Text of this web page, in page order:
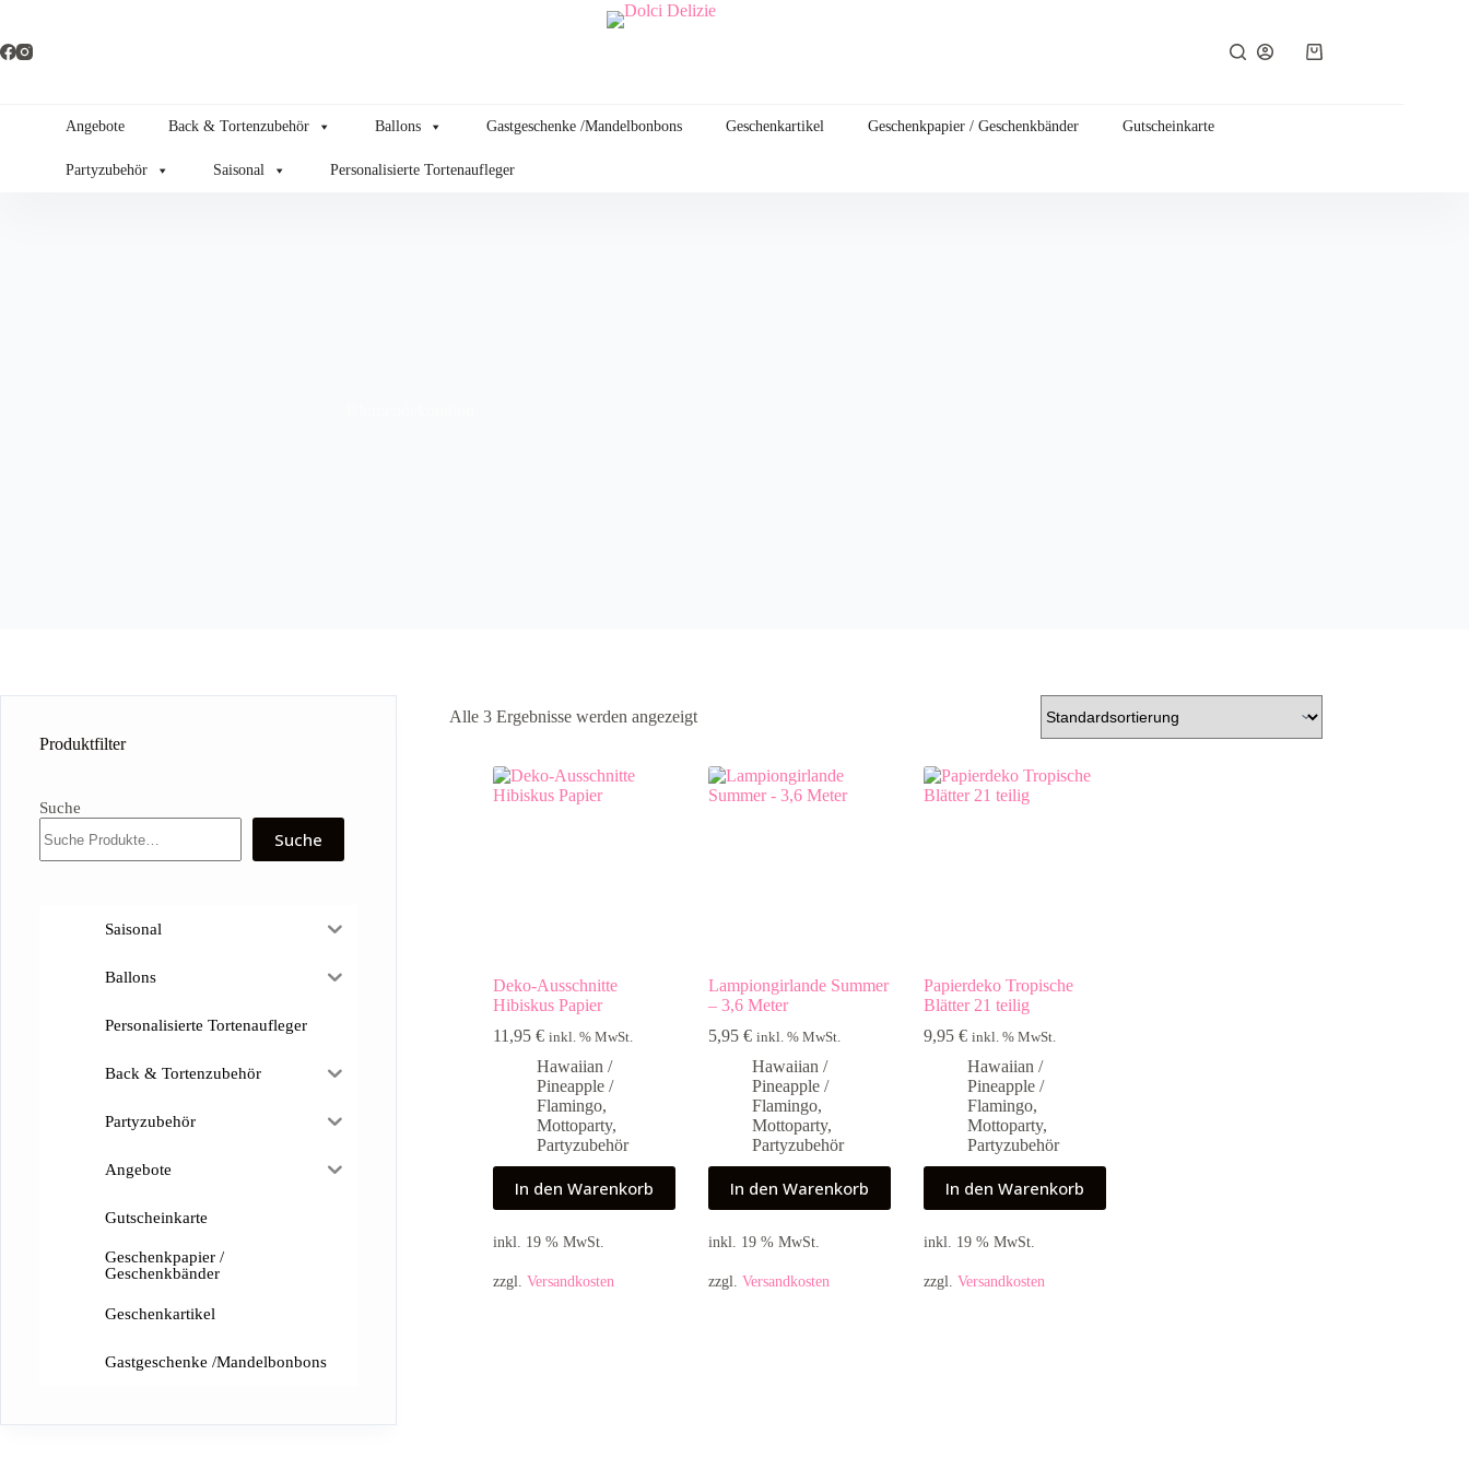
springen
Warenkorb
Angebote Back & Tortenzubehör Ballons Gastgeschenke /Mandelbonbons Geschenkartikel Geschenkpapier / Geschenkbänder Gutscheinkarte
Partyzubehör Saisonal Personalisierte Tortenaufleger
Alle 3 Ergebnisse werden angezeigt
Deko-Ausschnitte
Hibiskus Papier
11,95€ inkl. % MwSt.
Hawaiian /
Pineapple /
Flamingo,
Mottoparty,
Partyzubehör
In den Warenkorb
inkl. 19 % MwSt.
zzgl.Versandkosten
Lampiongirlande Summer
– 3,6 Meter
5,95€ inkl. % MwSt.
Hawaiian /
Pineapple /
Flamingo,
Mottoparty,
Partyzubehör
In den Warenkorb
inkl. 19 % MwSt.
zzgl.Versandkosten
Papierdeko Tropische
Blätter 21 teilig
9,95€ inkl. % MwSt.
Hawaiian /
Pineapple /
Flamingo,
Mottoparty,
Partyzubehör
In den Warenkorb
inkl. 19 % MwSt.
zzgl.Versandkosten
Produktfilter
Suche
Suche
Saisonal
Ballons
Personalisierte Tortenaufleger
Back & Tortenzubehör
Partyzubehör
Angebote
Gutscheinkarte
Geschenkpapier /
Geschenkbänder
Geschenkartikel
Gastgeschenke /Mandelbonbons